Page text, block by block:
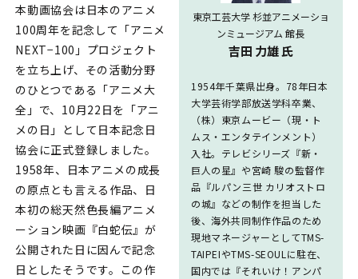
東京工芸大学 杉並アニメーショ
ンミュージアム 館長
吉田 力雄 氏
1954年千葉県出身。78年日本
大学芸術学部放送学科卒業、
（株）東京ムービー（現・ト
ムス・エンタテインメント）
入社。テレビシリーズ『新・
巨人の星』や宮崎 駿の監督作
品『ルパン三世 カリオストロ
の城』などの制作を担当した
後、海外共同制作作品のため
現地マネージャーとしてTMS-
TAIPEIやTMS-SEOULに駐在、
国内では『それいけ！アンパ
本動画協会は日本のアニメ
100周年を記念して「アニメ
NEXT−100」プロジェクト
を立ち上げ、その活動分野
のひとつである「アニメ大
全」で、10月22日を「アニ
メの日」として日本記念日
協会に正式登録しました。
1958年、日本アニメの成長
の原点とも言える作品、日
本初の総天然色長編アニメ
ーション映画『白蛇伝』が
公開された日に因んで記念
日としたそうです。この作